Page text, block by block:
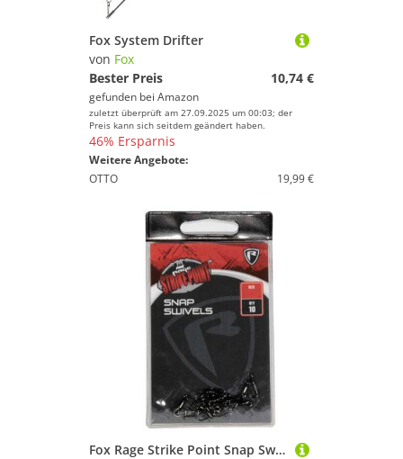
Fox System Drifter
von Fox
Bester Preis
10,74 €
gefunden bei Amazon
zuletzt überprüft am 27.09.2025 um 00:03; der
Preis kann sich seitdem geändert haben.
46% Ersparnis
Weitere Angebote:
OTTO
19,99 €
Fox Rage Strike Point Snap Swivel - 10 Wirbel, Größe:1